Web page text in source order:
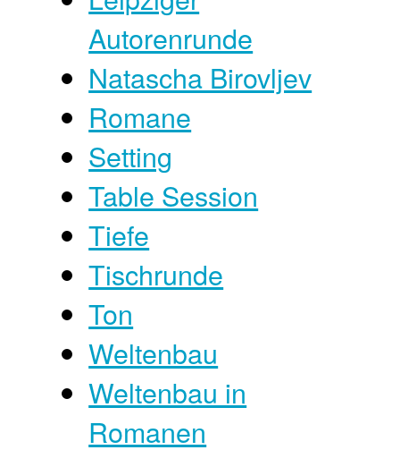
Autorenrunde
Natascha Birovljev
Romane
Setting
Table Session
Tiefe
Tischrunde
Ton
Weltenbau
Weltenbau in
Romanen